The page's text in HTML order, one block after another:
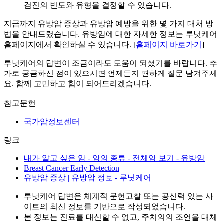
검진의 빈도와 유형을 결정할 수 있습니다.
지금까지 유방암 증상과 유방암 예방을 위한 몇 가지 대처 방
법을 안내드렸습니다. 유방암에 대한 자세한 정보는 루닛케어
홈페이지에서 확인하실 수 있습니다. [홈페이지 바로가기 ]
루닛케어의 답변이 조금이라도 도움이 되셨기를 바랍니다. 추
가로 궁금하신 점이 있으시면 언제든지 편하게 질문 남겨주세
요. 함께 고민하고 힘이 되어드리겠습니다.
참고문헌
국가암정보센터
링크
내가 알고 싶은 암 - 암의 종류 - 전체암 보기 - 유방암
Breast Cancer Early Detection
유방암 증상 | 유방암 정보 - 루닛케어
루닛케어 답변은 체계적 문헌고찰 또는 공신력 있는 사
이트의 최신 정보를 기반으로 작성되었습니다.
본 정보는 진료를 대신할 수 없고, 주치의의 조언을 대체